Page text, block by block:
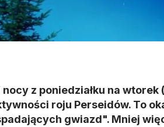
nocy z poniedziałku na
roju Perseidów. To
gwiazd". Mniej